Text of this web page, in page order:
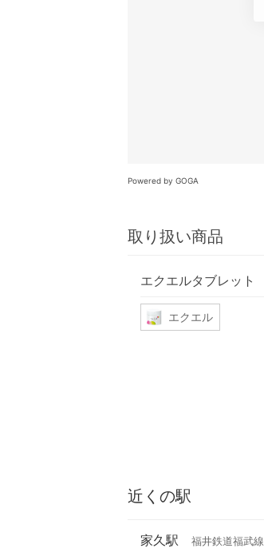
Powered by GOGA
取り扱い商品
エクエルタブレット
エクエル
近くの駅
家久駅 福井鉄道福武線